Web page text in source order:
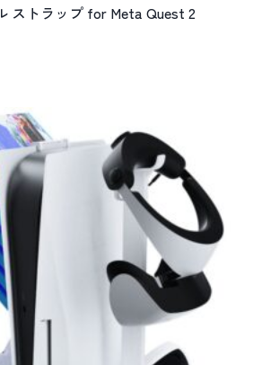
ストラップ for Meta Quest 2